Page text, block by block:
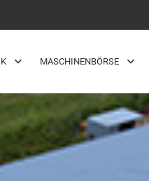
MASCHINENBÖRSE